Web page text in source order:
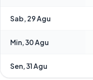
Sab, 29 Agu
Min, 30 Agu
Sen, 31 Agu